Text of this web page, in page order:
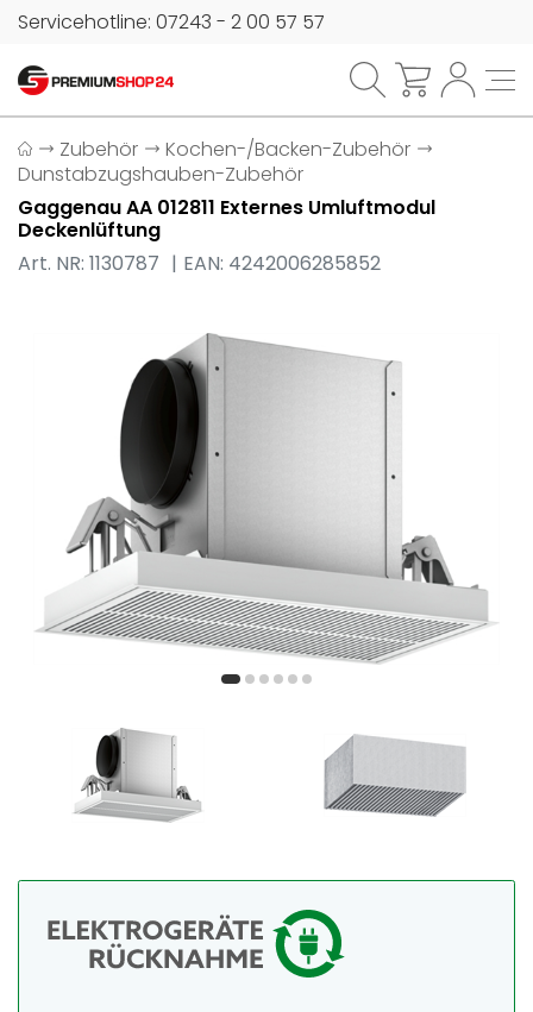
Servicehotline: 07243 - 2 00 57 57
Zubehör
Kochen-/Backen-Zubehör
Dunstabzugshauben-Zubehör
Gaggenau AA 012811 Externes Umluftmodul
Deckenlüftung
Art. NR: 1130787
EAN: 4242006285852